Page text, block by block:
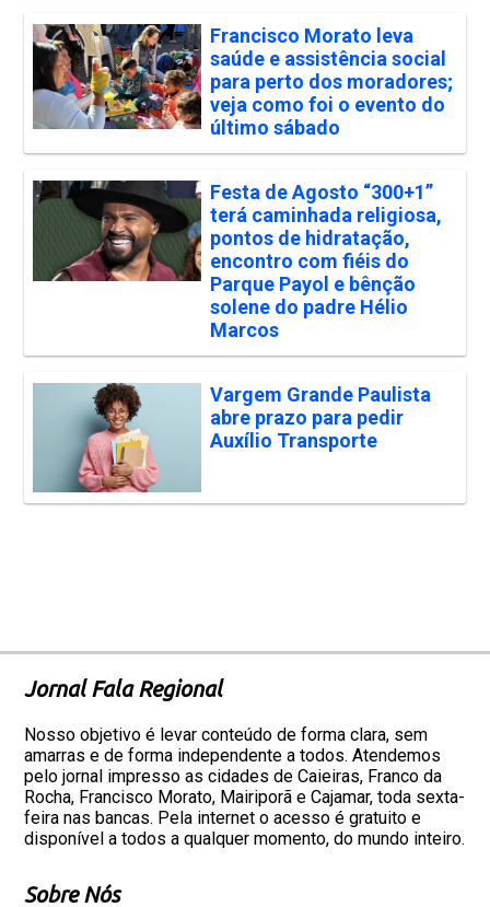
Francisco Morato leva
saúde e assistência social
para perto dos moradores;
veja como foi o evento do
último sábado
Festa de Agosto “300+1”
terá caminhada religiosa,
pontos de hidratação,
encontro com fiéis do
Parque Payol e bênção
solene do padre Hélio
Marcos
Vargem Grande Paulista
abre prazo para pedir
Auxílio Transporte
Jornal Fala Regional
Nosso objetivo é levar conteúdo de forma clara, sem
amarras e de forma independente a todos. Atendemos
pelo jornal impresso as cidades de Caieiras, Franco da
Rocha, Francisco Morato, Mairiporã e Cajamar, toda sexta-
feira nas bancas. Pela internet o acesso é gratuito e
disponível a todos a qualquer momento, do mundo inteiro.
Sobre Nós